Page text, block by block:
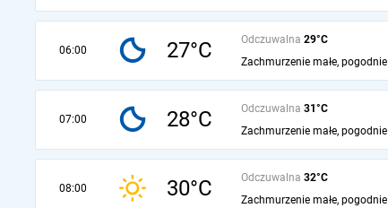
06:00 27°C Odczuwalna 29°C
Zachmurzenie małe, pogodnie
07:00 28°C Odczuwalna 31°C
Zachmurzenie małe, pogodnie
08:00 30°C Odczuwalna 32°C
Zachmurzenie małe, pogodnie